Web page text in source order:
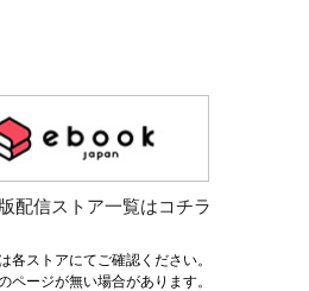
配信ストア一覧はコチラ
ストアにてご確認ください。
ージが無い場合があります。